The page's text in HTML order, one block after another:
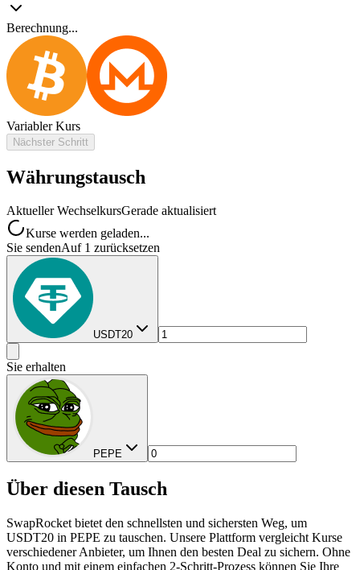
Berechnung...
Variabler Kurs
Nächster Schritt
Währungstausch
Aktueller WechselkursGerade aktualisiert
Kurse werden geladen...
Sie sendenAuf 1 zurücksetzen
USDT20
Sie erhalten
PEPE
Über diesen Tausch
SwapRocket bietet den schnellsten und sichersten Weg, um
USDT20 in PEPE zu tauschen. Unsere Plattform vergleicht Kurse
verschiedener Anbieter, um Ihnen den besten Deal zu sichern. Ohne
Konto und mit einem einfachen 2-Schritt-Prozess können Sie Ihre